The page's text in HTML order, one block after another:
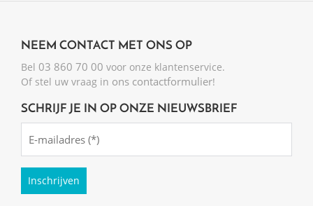
NEEM CONTACT MET ONS OP
Bel 03 860 70 00 voor onze klantenservice.
Of stel uw vraag in ons contactformulier!
SCHRIJF JE IN OP ONZE NIEUWSBRIEF
(Required)